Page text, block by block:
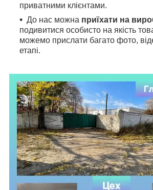
приватними клієнтами.
До нас можна приїхати на
подивитися особисто на якість
можемо прислати багато фото,
етапі.